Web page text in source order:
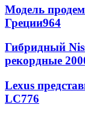
Модель
Греции964
Гибридный
рекордные
Lexus
LC776